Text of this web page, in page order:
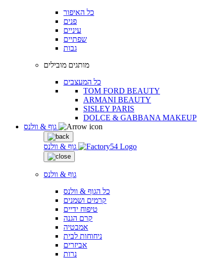
כל האיפור
פנים
עיניים
שפתיים
גבות
מותגים מובילים
כל המעצבים
TOM FORD BEAUTY
ARMANI BEAUTY
SISLEY PARIS
DOLCE & GABBANA MAKEUP
גוף & וולנס
גוף & וולנס
כל הגוף & וולנס
קרמים ושמנים
טיפוח ידיים
קרם הגנה
אמבטיה
ניחוחות לבית
אביזרים
נרות